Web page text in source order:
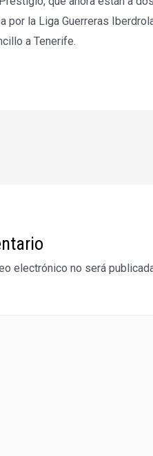
por la Liga Guerreras
a Tenerife.
electrónico no será